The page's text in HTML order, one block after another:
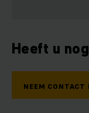
Heeft u
NEEM CONTACT